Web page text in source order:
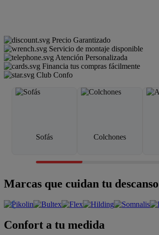
Precio Garantizado
Servicio de montaje disponible
Atención Personalizada
Financia tus compras fácilmente
Club Confo
Sofás Colchones
Marcas que cuidan tu descanso
Confort a tu medida